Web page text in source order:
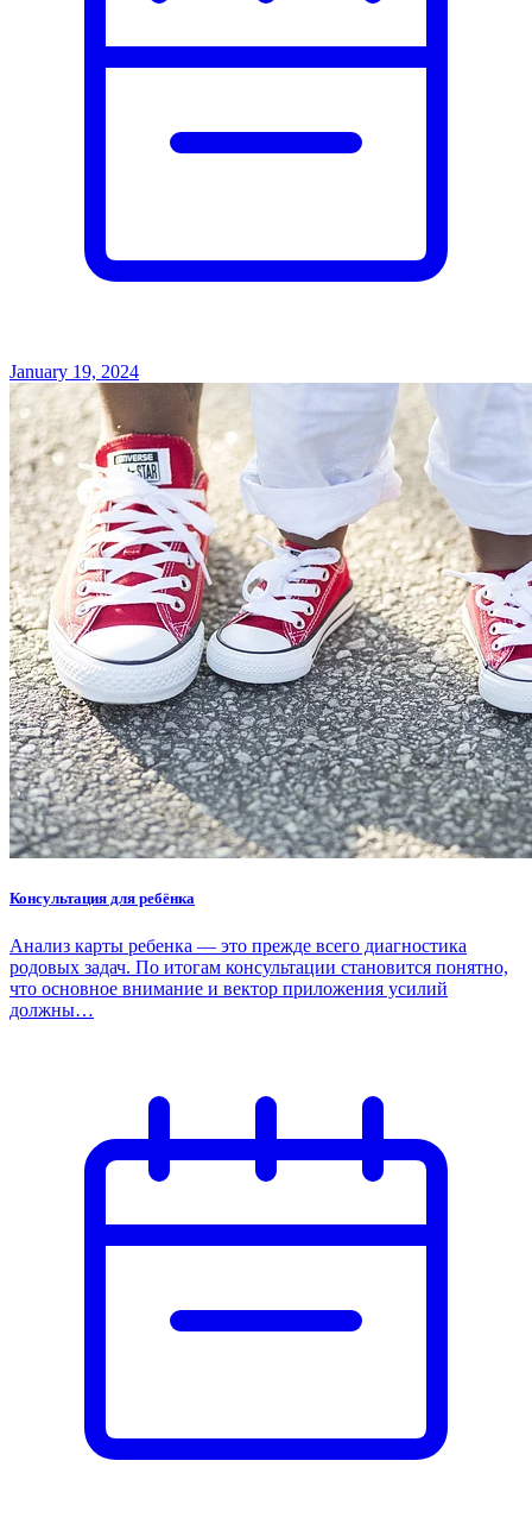
January 19, 2024
Консультация для ребёнка
Анализ карты ребенка — это прежде всего диагностика
родовых задач. По итогам консультации становится понятно,
что основное внимание и вектор приложения усилий
должны…